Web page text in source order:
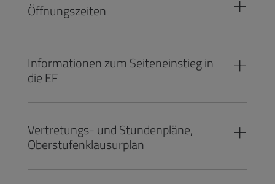
Öffnungszeiten
Informationen zum Seiteneinstieg in
die EF
Vertretungs- und Stundenpläne,
Oberstufenklausurplan